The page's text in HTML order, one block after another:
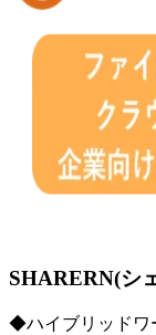
SHARERN(シ
◆ハイブリッドワ